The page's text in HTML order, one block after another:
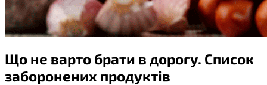
Що не варто брати в дорогу. Список
заборонених продуктів